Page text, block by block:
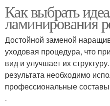
Как выбрать
ламинирования
Достойной заменой
уходовая процедура, что
вид и улучшает их
результата необходимо
профессиональные
.